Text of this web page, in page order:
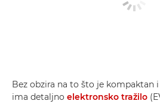
Bez obzira na to što je kompaktan
ima detaljno elektronsko tražilo